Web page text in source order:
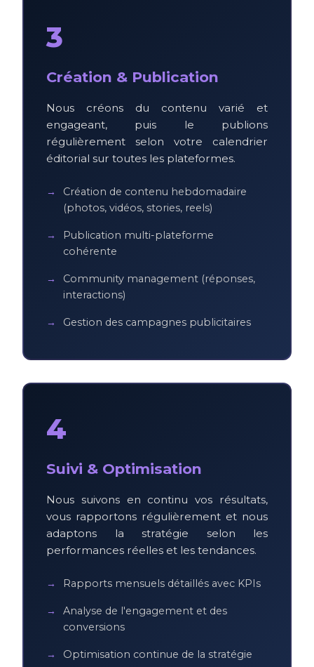
3
Création & Publication
Nous créons du contenu varié et
engageant, puis le publions
régulièrement selon votre calendrier
éditorial sur toutes les plateformes.
Création de contenu hebdomadaire
(photos, vidéos, stories, reels)
Publication multi-plateforme
cohérente
Community management (réponses,
interactions)
Gestion des campagnes publicitaires
4
Suivi & Optimisation
Nous suivons en continu vos résultats,
vous rapportons régulièrement et nous
adaptons la stratégie selon les
performances réelles et les tendances.
Rapports mensuels détaillés avec KPIs
Analyse de l'engagement et des
conversions
Optimisation continue de la stratégie